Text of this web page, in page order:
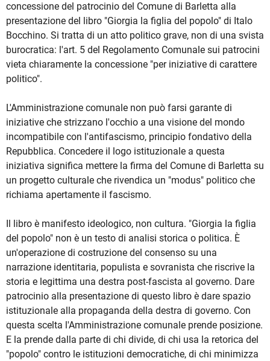
concessione del patrocinio del Comune di Barletta alla
presentazione del libro "Giorgia la figlia del popolo" di Italo
Bocchino. Si tratta di un atto politico grave, non di una svista
burocratica: l'art. 5 del Regolamento Comunale sui patrocini
vieta chiaramente la concessione "per iniziative di carattere
politico".
L'Amministrazione comunale non può farsi garante di
iniziative che strizzano l'occhio a una visione del mondo
incompatibile con l'antifascismo, principio fondativo della
Repubblica. Concedere il logo istituzionale a questa
iniziativa significa mettere la firma del Comune di Barletta su
un progetto culturale che rivendica un "modus" politico che
richiama apertamente il fascismo.
Il libro è manifesto ideologico, non cultura. "Giorgia la figlia
del popolo" non è un testo di analisi storica o politica. È
un'operazione di costruzione del consenso su una
narrazione identitaria, populista e sovranista che riscrive la
storia e legittima una destra post-fascista al governo. Dare
patrocinio alla presentazione di questo libro è dare spazio
istituzionale alla propaganda della destra di governo. Con
questa scelta l'Amministrazione comunale prende posizione.
E la prende dalla parte di chi divide, di chi usa la retorica del
"popolo" contro le istituzioni democratiche, di chi minimizza